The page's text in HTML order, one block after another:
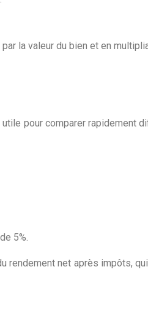
la valeur du bien et en
pour comparer rapidement
5%.
rendement net après impôts,